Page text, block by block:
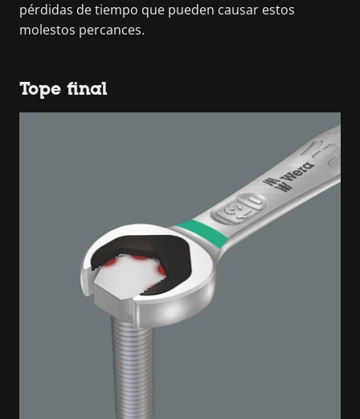
pérdidas de tiempo que pueden causar estos
molestos percances.
Tope final